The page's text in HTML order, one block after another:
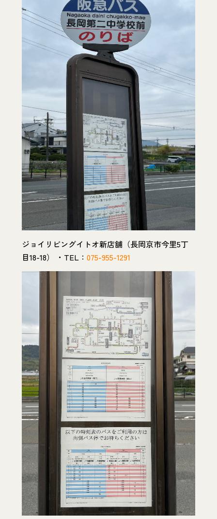
ジョイリビングイトオ新店舗（長岡京市今里5丁
目18-18） ・TEL： 075-955-1291